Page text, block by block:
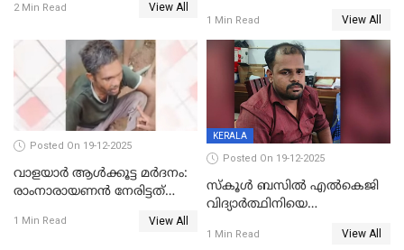
അംഗ സംഘമെന്ന് വിവരം
2 Min Read View All
ക്രൂരകൊലപാതകത്തില്‍
സഹോദരിപുത്രന് ജീവപര്യന്തം
1 Min Read View All
Posted On 19-12-2025
വാളയാർ ആൾക്കൂട്ട മർദനം:
രാംനാരായണൻ നേരിട്ടത്
നാൽപ്പതിലേറെ
1 Min Read View All
KERALA
Posted On 19-12-2025
സ്കൂൾ ബസിൽ എൽകെജി
വിദ്യാര്‍ത്ഥിനിയെ
ക്ലീനര്‍ പിടിയിൽ
1 Min Read View All